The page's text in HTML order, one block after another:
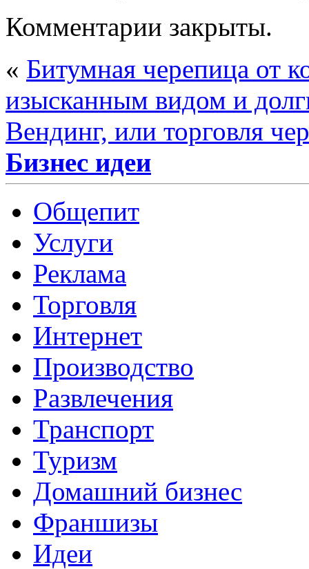
Комментарии закрыты.
« Битумная черепица от
изысканным видом и
Вендинг, или торговля
Бизнес идеи
Общепит
Услуги
Реклама
Торговля
Интернет
Производство
Развлечения
Транспорт
Туризм
Домашний бизнес
Франшизы
Идеи